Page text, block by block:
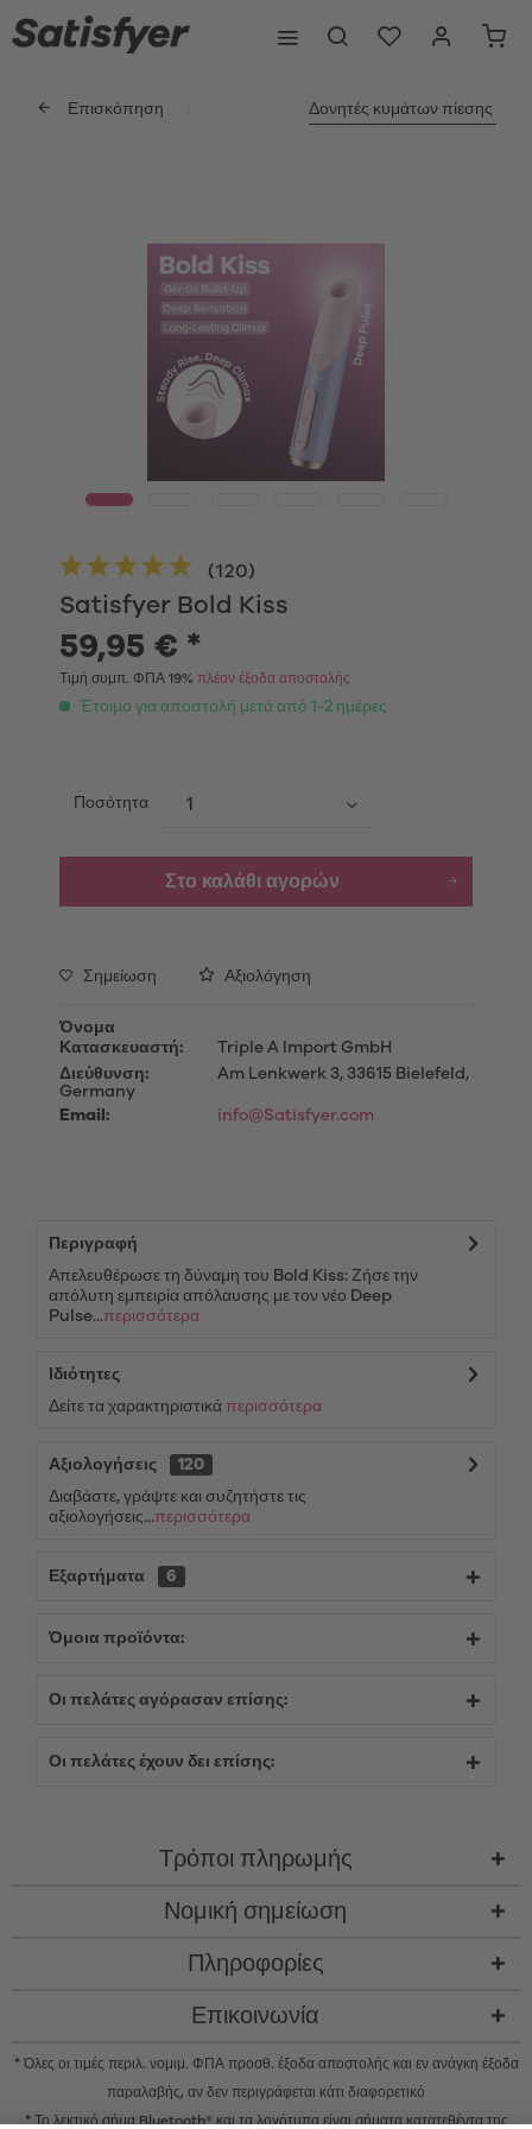
Επισκόπηση Δονητές κυμάτων πίεσης
Satisfyer Bold Kiss
(120)
59,95 € *
Τιμή συμπ. ΦΠΑ 19% πλέον έξοδα αποστολής
Έτοιμο για αποστολή μετά από 1-2 ημέρες
Ποσότητα
Στο καλάθι αγορών
Σημείωση Αξιολόγηση
Όνομα
Κατασκευαστή:
Triple A Import GmbH
Διεύθυνση:
Am Lenkwerk 3, 33615 Bielefeld,
Germany
Email:
info@Satisfyer.com
Περιγραφή
Απελευθέρωσε τη δύναμη του Bold Kiss: Ζήσε την
απόλυτη εμπειρία απόλαυσης με τον νέο Deep
Pulse...περισσότερα
Ιδιότητες
Δείτε τα χαρακτηριστικά περισσότερα
Αξιολογήσεις
120
Διαβάστε, γράψτε και συζητήστε τις
αξιολογήσεις...περισσότερα
Εξαρτήματα 6
Όμοια προϊόντα:
Οι πελάτες αγόρασαν επίσης:
Οι πελάτες έχουν δει επίσης:
Τρόποι πληρωμής
Νομική σημείωση
Πληροφορίες
Επικοινωνία
* Όλες οι τιμές περιλ. νομιμ. ΦΠΑ προσθ. έξοδα αποστολής και εν ανάγκη έξοδα
παραλαβής, αν δεν περιγράφεται κάτι διαφορετικό
* Το λεκτικό σήμα Bluetooth® και τα λογότυπα είναι σήματα κατατεθέντα της